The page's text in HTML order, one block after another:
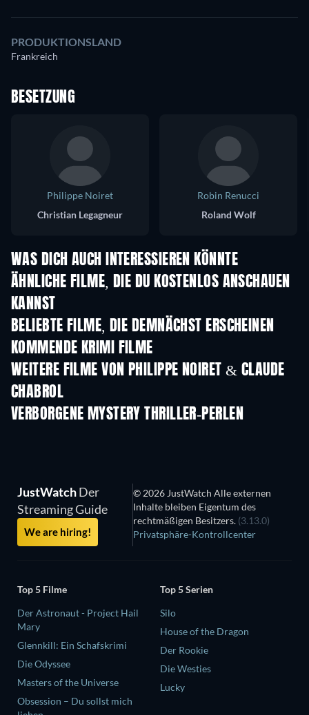
PRODUKTIONSLAND
Frankreich
BESETZUNG
Philippe Noiret
Christian Legagneur
Robin Renucci
Roland Wolf
WAS DICH AUCH INTERESSIEREN KÖNNTE
ÄHNLICHE FILME, DIE DU KOSTENLOS ANSCHAUEN
KANNST
BELIEBTE FILME, DIE DEMNÄCHST ERSCHEINEN
KOMMENDE KRIMI FILME
WEITERE FILME VON PHILIPPE NOIRET & CLAUDE
CHABROL
VERBORGENE MYSTERY THRILLER-PERLEN
JustWatchDer
Streaming Guide
We are hiring!
© 2026 JustWatch Alle externen
Inhalte bleiben Eigentum des
rechtmäßigen Besitzers. (3.13.0)
Privatsphäre-Kontrollcenter
Top 5 Filme
Der Astronaut - Project Hail
Mary
Glennkill: Ein Schafskrimi
Die Odyssee
Masters of the Universe
Obsession – Du sollst mich
Top 5 Serien
Silo
House of the Dragon
Der Rookie
Die Westies
Lucky